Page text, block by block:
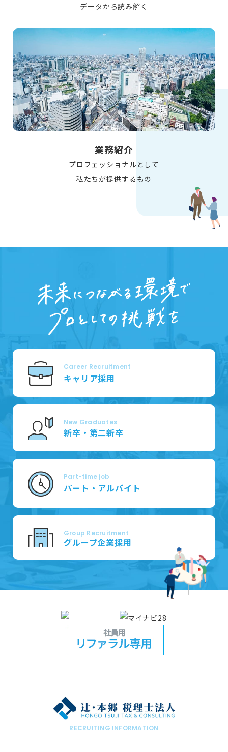
データから読み解く
業務紹介
プロフェッショナルとして
私たちが提供するもの
Career Recruitment
キャリア採用
New Graduates
新卒・第二新卒
Part-time job
パート・アルバイト
Group Recruitment
グループ企業採用
RECRUITING INFORMATION